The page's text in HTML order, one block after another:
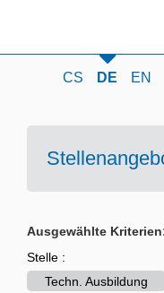
CS DE EN
Ausgewählte
Stelle :
Techn. Ausbildung